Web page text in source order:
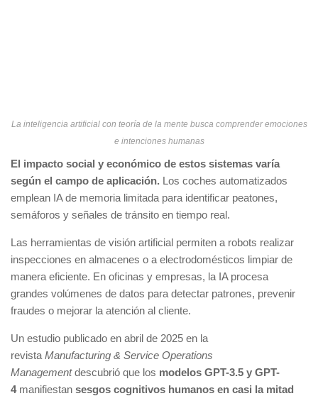
La inteligencia artificial con teoría de la mente busca comprender emociones
e intenciones humanas
El impacto social y económico de estos sistemas varía
según el campo de aplicación. Los coches automatizados
emplean IA de memoria limitada para identificar peatones,
semáforos y señales de tránsito en tiempo real.
Las herramientas de visión artificial permiten a robots realizar
inspecciones en almacenes o a electrodomésticos limpiar de
manera eficiente. En oficinas y empresas, la IA procesa
grandes volúmenes de datos para detectar patrones, prevenir
fraudes o mejorar la atención al cliente.
Un estudio publicado en abril de 2025 en la
revista Manufacturing & Service Operations
Managementdescubrió que los modelos GPT-3.5 y GPT-
4manifiestan sesgos cognitivos humanos en casi la mitad